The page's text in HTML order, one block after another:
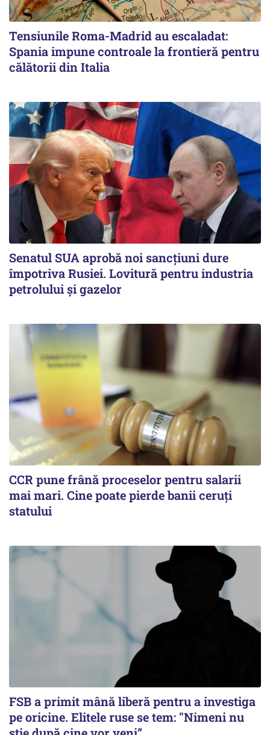
Tensiunile Roma-Madrid au escaladat:
Spania impune controale la frontieră pentru
călătorii din Italia
Senatul SUA aprobă noi sancțiuni dure
împotriva Rusiei. Lovitură pentru industria
petrolului și gazelor
CCR pune frână proceselor pentru salarii
mai mari. Cine poate pierde banii ceruți
statului
FSB a primit mână liberă pentru a investiga
pe oricine. Elitele ruse se tem: "Nimeni nu